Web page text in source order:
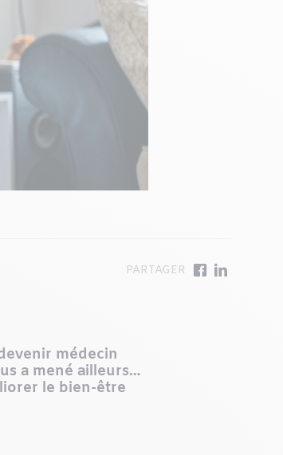
médecin
a mené ailleurs…
le bien-être